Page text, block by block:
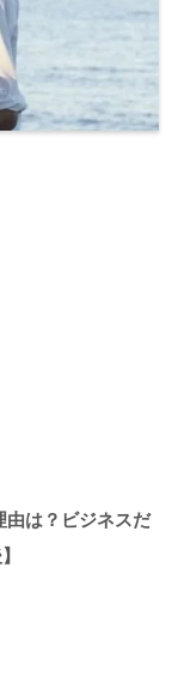
由は？ビジネスだ